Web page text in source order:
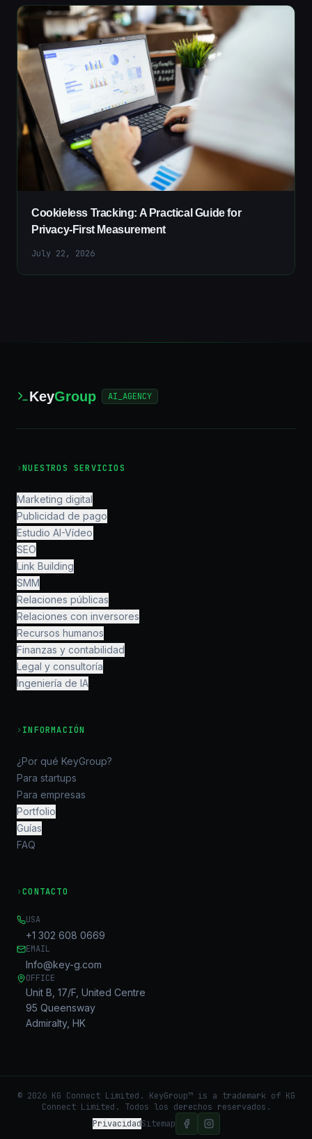
Cookieless Tracking: A Practical Guide for
Privacy-First Measurement
July 22, 2026
KeyGroup AI_AGENCY
›NUESTROS SERVICIOS
Marketing digital
Publicidad de pago
Estudio AI-Vídeo
SEO
Link Building
SMM
Relaciones públicas
Relaciones con inversores
Recursos humanos
Finanzas y contabilidad
Legal y consultoría
Ingeniería de IA
› INFORMACIÓN
¿Por qué KeyGroup?
Para startups
Para empresas
Portfolio
Guías
FAQ
›CONTACTO
USA
+1 302 608 0669
EMAIL
Info@key-g.com
OFFICE
Unit B, 17/F, United Centre
95 Queensway
Admiralty, HK
© 2026KG Connect Limited. KeyGroup™ is a trademark of KG
Connect Limited. Todos los derechos reservados.
PrivacidadSitemap